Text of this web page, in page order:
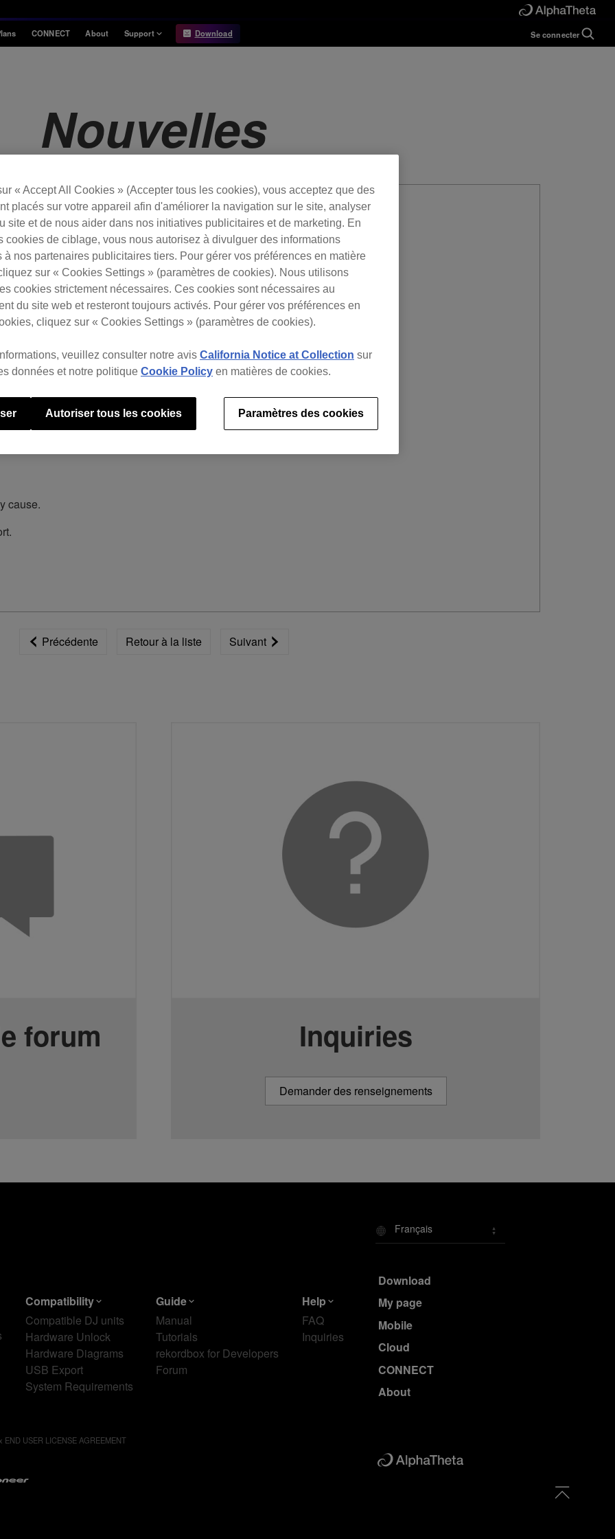
CONNECT About Support
Hardware Diagrams
USB Export
Download Se connecter
Nouvelles
for rekordbox.com
rekordbox.com.
able to
ver. 6 subscription plan and
license.
cause.
Précédente Retour à la liste Suivant
forum Inquiries
Demander des renseignements
Français
Compatibility
Compatible DJ units
Hardware Unlock
Hardware Diagrams
USB Export
System Requirements
Guide
Manual
Tutorials
rekordbox for Developers
Forum
Help
FAQ
Inquiries
Download
My page
Mobile
Cloud
CONNECT
About
END USER LICENSE AGREEMENT
« Accept All Cookies » (Accepter tous les cookies), vous acceptez que des
placés sur votre appareil afin d'améliorer la navigation sur le site, analyser
site et de nous aider dans nos initiatives publicitaires et de marketing. En
cookies de ciblage, vous nous autorisez à divulguer des informations
à nos partenaires publicitaires tiers. Pour gérer vos préférences en matière
sur « Cookies Settings » (paramètres de cookies). Nous utilisons
cookies strictement nécessaires. Ces cookies sont nécessaires au
du site web et resteront toujours activés. Pour gérer vos préférences en
cliquez sur « Cookies Settings » (paramètres de cookies).
veuillez consulter notre avis California Notice at Collection sur
données et notre politique Cookie Policy en matières de cookies.
Paramètres des cookies
Autoriser tous les cookies